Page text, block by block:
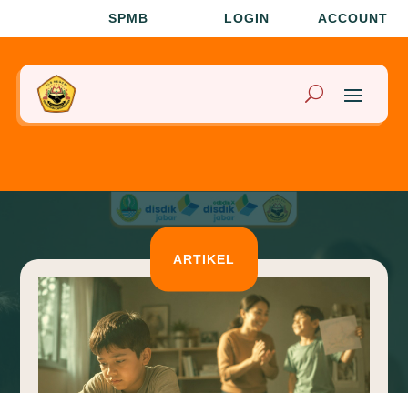
SPMB LOGIN ACCOUNT
ARTIKEL